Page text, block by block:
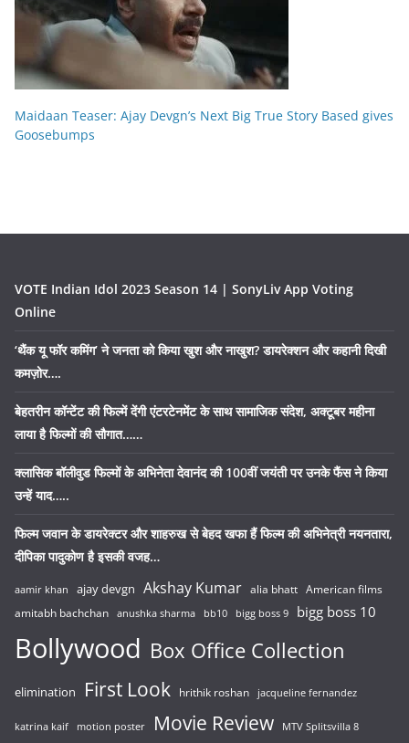
Maidaan Teaser: Ajay Devgn’s Next Big True Story Based gives
Goosebumps
VOTE Indian Idol 2023 Season 14 | SonyLiv App Voting
Online
‘थैंक यू फॉर कमिंग’ ने जनता को किया खुश और नाखुश? डायरेक्शन और कहानी दिखी
कमज़ोर….
बेहतरीन कॉन्टेंट की फिल्में देंगी एंटरटेनमेंट के साथ सामाजिक संदेश, अक्टूबर महीना
लाया है फिल्मों की सौगात……
क्लासिक बॉलीवुड फिल्मों के अभिनेता देवानंद की 100वीं जयंती पर उनके फैंस ने किया
उन्हें याद…..
फिल्म जवान के डायरेक्टर और शाहरुख से बेहद खफा हैं फिल्म की अभिनेत्री नयनतारा,
दीपिका पादुकोण है इसकी वजह…
aamir khan ajay devgn Akshay Kumar alia bhatt American films
amitabh bachchan anushka sharma bb10 bigg boss 9 bigg boss 10
Bollywood Box Office Collection
elimination First Look hrithik roshan jacqueline fernandez
katrina kaif motion poster Movie Review MTV Splitsvilla 8